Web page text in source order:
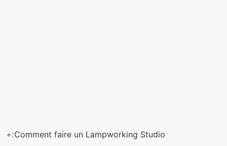
+:Comment faire un Lampworking Studio